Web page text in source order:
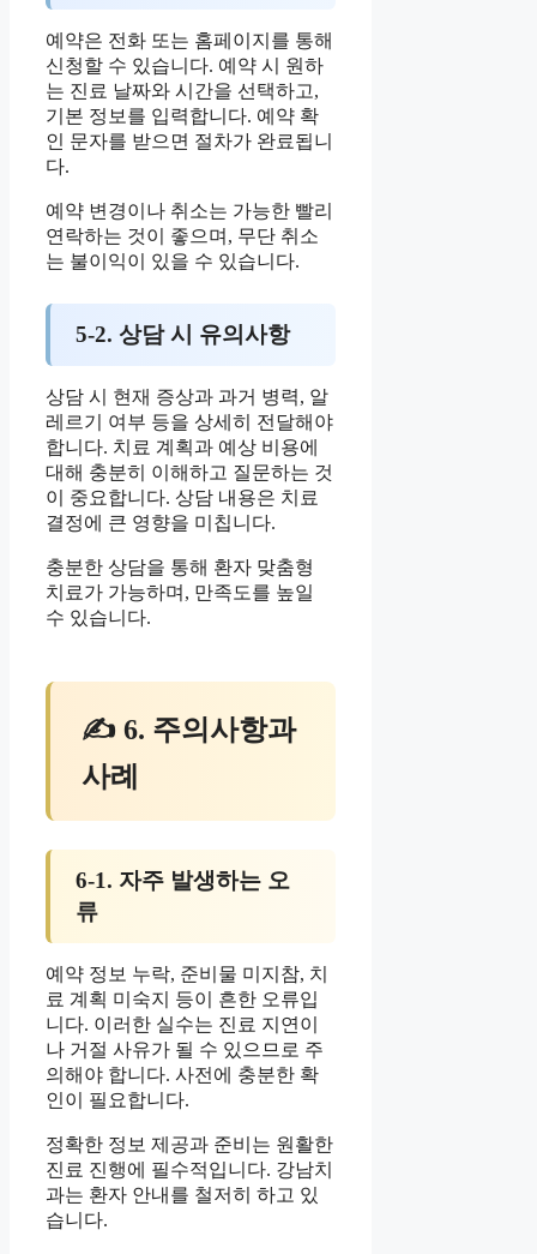
예약은 전화 또는 홈페이지를 통해
신청할 수 있습니다. 예약 시 원하
는 진료 날짜와 시간을 선택하고,
기본 정보를 입력합니다. 예약 확
인 문자를 받으면 절차가 완료됩니
다.
예약 변경이나 취소는 가능한 빨리
연락하는 것이 좋으며, 무단 취소
는 불이익이 있을 수 있습니다.
5-2. 상담 시 유의사항
상담 시 현재 증상과 과거 병력, 알
레르기 여부 등을 상세히 전달해야
합니다. 치료 계획과 예상 비용에
대해 충분히 이해하고 질문하는 것
이 중요합니다. 상담 내용은 치료
결정에 큰 영향을 미칩니다.
충분한 상담을 통해 환자 맞춤형
치료가 가능하며, 만족도를 높일
수 있습니다.
✍ 6. 주의사항과
사례
6-1. 자주 발생하는 오
류
예약 정보 누락, 준비물 미지참, 치
료 계획 미숙지 등이 흔한 오류입
니다. 이러한 실수는 진료 지연이
나 거절 사유가 될 수 있으므로 주
의해야 합니다. 사전에 충분한 확
인이 필요합니다.
정확한 정보 제공과 준비는 원활한
진료 진행에 필수적입니다. 강남치
과는 환자 안내를 철저히 하고 있
습니다.